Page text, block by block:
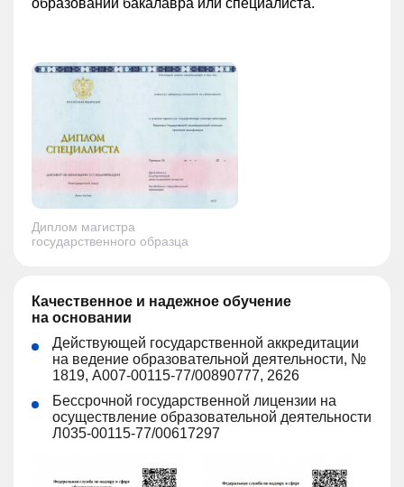
образовании бакалавра или специалиста.
Диплом магистра
государственного образца
Качественное и надежное обучение
на основании
Действующей государственной аккредитации
на ведение образовательной деятельности, №
1819, А007-00115-77/00890777, 2626
Бессрочной государственной лицензии на
осуществление образовательной деятельности
Л035-00115-77/00617297